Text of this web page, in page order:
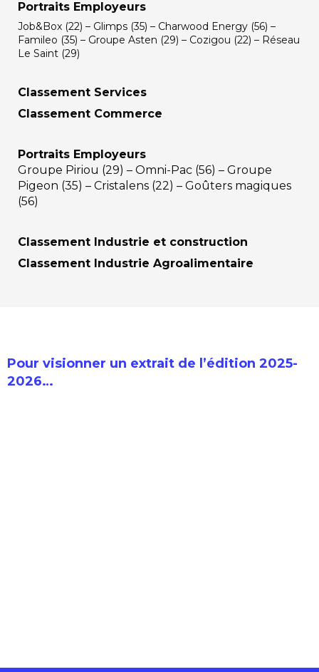
Portraits Employeurs
Job&Box (22) – Glimps (35) – Charwood Energy (56) –
Famileo (35) – Groupe Asten (29) – Cozigou (22) – Réseau
Le Saint (29)
Classement Services
Classement Commerce
Portraits Employeurs
Groupe Piriou (29) – Omni-Pac (56) – Groupe
Pigeon (35) – Cristalens (22) – Goûters magiques
(56)
Classement Industrie et construction
Classement Industrie Agroalimentaire
Pour visionner un extrait de l’édition 2025-
2026…